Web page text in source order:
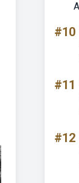
#10
#11
#12